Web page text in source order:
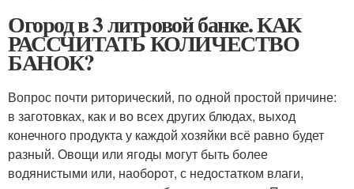
Огород в 3 литровой банке. КАК
РАССЧИТАТЬ КОЛИЧЕСТВО
БАНОК?
Вопрос почти риторический, по одной простой причине:
в заготовках, как и во всех других блюдах, выход
конечного продукта у каждой хозяйки всё равно будет
разный. Овощи или ягоды могут быть более
водянистыми или, наоборот, с недостатком влаги,